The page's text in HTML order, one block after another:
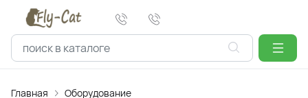
Главная Оборудование